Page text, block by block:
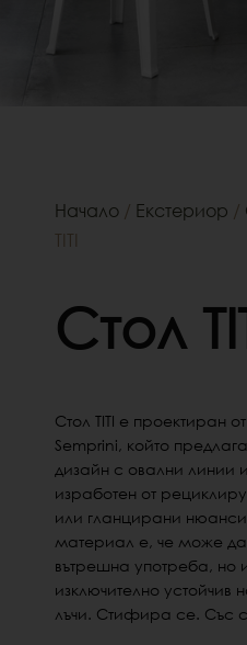
Начало / Екстериор /
TITI
Стол
Стол TITI е проектиран
Semprini, който
дизайн с овални линии
изработен от
или гланцирани
материал е, че може
вътрешна употреба, но
изключително
лъчи. Стифира се. Със